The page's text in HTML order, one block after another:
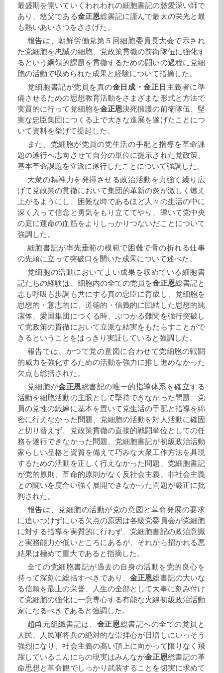
最盛期を開いていくわれわれの細胞書記の慈愛深い師で
あり、慈父である金正恩総書記に謹んで最大の栄光と最
も熱いあいさつをささげた。
報告は、朝鮮労働党第５回細胞委員長大会で示され
た党細胞を忠誠の細胞、党政策貫徹の前衛隊伍に強化す
るという綱領的課題を貫徹するための闘いの過程に党細
胞の活動で収められた成果と経験について指摘した。
党細胞書記が党員を真の金日成 ・金正日 主義者に準
備させるための思想教育活動をさまざまな形式と方法で
実質的に行って党細胞を金正恩決死擁護の前衛隊伍、堅
実な忠臣集団につくる上で大きな進展を遂げたことにつ
いて資料を挙げて提起した。
また、党細胞が党員の党生活の手配と指導を革命課
題の遂行へ志向させて自分の単位に提示された党政策、
基本革命課題を立派に遂行したことについて強調した。
大衆の精神力を発揮させる政治活動を力強く繰り広
げて党政策の貫徹において集団的革新の炎が激しく燃え
上がるようにし、困難な時であるほど人々の生活の中に
深く入って信念と勇気をもり立ててやり、導いて党中央
の庭に運命の血筋をよりしっかりつないだことについて
強調した。
細胞書記が率先垂範の模範で困難で骨の折れる仕事
の先頭に立って突破口を開いた成果について述べた。
党細胞の活動においてよい成果を収めている細胞書
記たちの経験は、細胞内の全ての党員を金正恩総書記と
志も呼吸も歩調も共にする真の忠臣に育成し、党細胞を
思想的・意志的に、道徳的・信義的に団結した思想的純
潔体、愛国集団につくる時、ぶつかる難関を強行突破し
て党政策の貫徹において立派な結実をもたらすことがで
きるということをはっきり実証していると強調した。
報告では、かつて党の意図に合わせて党細胞の戦闘
的威力を強化するための活動を強力に推し進めなかった
欠点も総括された。
党細胞が金正恩総書記の唯一的指導体系を確立する
活動を細胞活動の主眼として堅持できなかった問題、党
員の党性の鍛練に基本を置いて党生活の手配と指導を綿
密に行えなかった問題、党細胞の活動を対人活動に確固
と切り替えず、党政策貫徹の直接的戦闘単位としての任
務を遂行できなかった問題、党細胞書記が初級政治活動
家らしい品格と資質を備えて巧みな大衆工作方法を具現
するための活動を正しく行えなかった問題、党細胞書記
が党的原則、革命的原則がなく反社会主義、非社会主義
との闘いを度合い強く展開できなかった問題が厳正に批
判された。
報告は、党細胞の活動が党の意図と革命発展の要求
に追いつけずにいる欠点の原因は各級党委員会が党細胞
に対する指導を実質的に行わず、党細胞書記の政治意識
と実務能力が低いところにあるが、それから招かれる悪
結果は極めて重大であると指摘した。
全ての党細胞書記が過去の自身の活動を党的良心を
持って深刻に総括すべきであり、金正恩総書記の大いな
る信頼を最上の栄誉、人生の全部として大事に刻み付け
て党細胞の強化に一意専心する有能な火線初級政治活動
家になるべきであると強調した。
趙甬元組織書記は、 金正恩総書記への全ての党員と
人民、人民軍将兵の絶対的な崇拝心が日増しにいっそう
強烈になり、社会主義の高い頂上に向かって限りなく飛
躍しているこんにちの現実はみんなが金正恩総書記の革
命思想と革命観でしっかり武装することを切実に求めて